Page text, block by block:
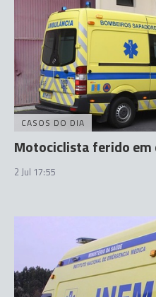
CASOS DO DIA
Motociclista ferido em
2 Jul 17:55